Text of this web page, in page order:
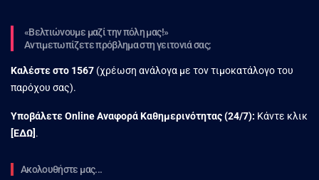
«Βελτιώνουμε μαζί την πόλη μας!»
Αντιμετωπίζετε πρόβλημα στη γειτονιά σας;
Καλέστε στο 1567 (χρέωση ανάλογα με τον τιμοκατάλογο του
παρόχου σας).
Υποβάλετε Online Αναφορά Kαθημερινότητας (24/7): Κάντε κλικ
[ΕΔΩ] .
Ακολουθήστε μας...